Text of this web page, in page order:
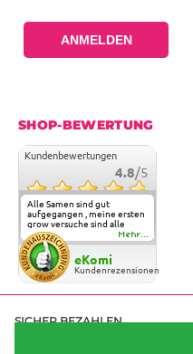
ANMELDEN
SHOP-BEWERTUNG
Kundenbewertungen
4.8/5
Alle Samen sind gut
aufgegangen , meine ersten
grow versuche sind alle
geglückt. Die Sorten und
Anbieter Vielfalt
überzeugen sehr . Werde
wohl immer hier bestellen !
Mehr...
eKomi
Kundenrezensionen
SICHER BEZAHLEN